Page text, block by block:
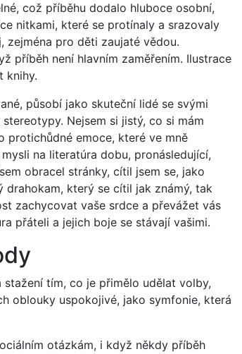
což příběhu dodalo hluboce osobní,
nitkami, které se protínaly a srazovaly
zejména pro děti zaujaté vědou.
příběh není hlavním zaměřením. Ilustrace
knihy.
působí jako skuteční lidé se svými
Nejsem si jistý, co si mám
emoce, které ve mně
na literatúra dobu, pronásledující,
obracel stránky, cítil jsem se, jako
který se cítil jak známý, tak
zachycovat vaše srdce a převážet vás
přáteli a jejich boje se stávají vašimi.
tím, co je přimělo udělat volby,
oblouky uspokojivé, jako symfonie, která
otázkám, i když někdy příběh